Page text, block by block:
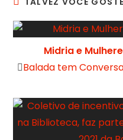
Midria e
Balada tem